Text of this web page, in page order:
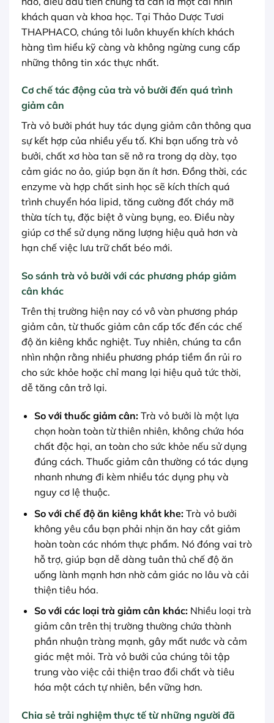
khách quan và khoa học. Tại Thảo Dược Tươi
THAPHACO, chúng tôi luôn khuyến khích khách
hàng tìm hiểu kỹ càng và không ngừng cung cấp
những thông tin xác thực nhất.
Cơ chế tác động của trà vỏ bưởi đến quá trình
giảm cân
Trà vỏ bưởi phát huy tác dụng giảm cân thông qua
sự kết hợp của nhiều yếu tố. Khi bạn uống trà vỏ
bưởi, chất xơ hòa tan sẽ nở ra trong dạ dày, tạo
cảm giác no ảo, giúp bạn ăn ít hơn. Đồng thời, các
enzyme và hợp chất sinh học sẽ kích thích quá
trình chuyển hóa lipid, tăng cường đốt cháy mỡ
thừa tích tụ, đặc biệt ở vùng bụng, eo. Điều này
giúp cơ thể sử dụng năng lượng hiệu quả hơn và
hạn chế việc lưu trữ chất béo mới.
So sánh trà vỏ bưởi với các phương pháp giảm
cân khác
Trên thị trường hiện nay có vô vàn phương pháp
giảm cân, từ thuốc giảm cân cấp tốc đến các chế
độ ăn kiêng khắc nghiệt. Tuy nhiên, chúng ta cần
nhìn nhận rằng nhiều phương pháp tiềm ẩn rủi ro
cho sức khỏe hoặc chỉ mang lại hiệu quả tức thời,
dễ tăng cân trở lại.
So với thuốc giảm cân:Trà vỏ bưởi là một lựa
chọn hoàn toàn từ thiên nhiên, không chứa hóa
chất độc hại, an toàn cho sức khỏe nếu sử dụng
đúng cách. Thuốc giảm cân thường có tác dụng
nhanh nhưng đi kèm nhiều tác dụng phụ và
nguy cơ lệ thuộc.
So với chế độ ăn kiêng khắt khe:Trà vỏ bưởi
không yêu cầu bạn phải nhịn ăn hay cắt giảm
hoàn toàn các nhóm thực phẩm. Nó đóng vai trò
hỗ trợ, giúp bạn dễ dàng tuân thủ chế độ ăn
uống lành mạnh hơn nhờ cảm giác no lâu và cải
thiện tiêu hóa.
So với các loại trà giảm cân khác:Nhiều loại trà
giảm cân trên thị trường thường chứa thành
phần nhuận tràng mạnh, gây mất nước và cảm
giác mệt mỏi. Trà vỏ bưởi của chúng tôi tập
trung vào việc cải thiện trao đổi chất và tiêu
hóa một cách tự nhiên, bền vững hơn.
Chia sẻ trải nghiệm thực tế từ những người đã